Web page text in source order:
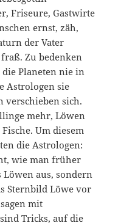
Friseure, Gastwirte
ernst, zäh,
der Vater
Zu bedenken
Planeten nie in
Astrologen sie
verschieben sich.
mehr, Löwen
Um diesem
die Astrologen:
wie man früher
aus, sondern
Sternbild Löwe vor
mit
Tricks, auf die